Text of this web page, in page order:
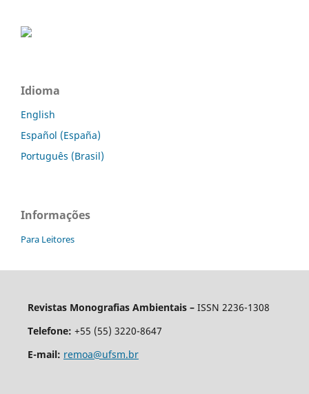
Idioma
English
Español (España)
Português (Brasil)
Informações
Para Leitores
Revistas Monografias Ambientais – ISSN 2236-1308
Telefone: +55 (55) 3220-8647
E-mail: remoa@ufsm.br